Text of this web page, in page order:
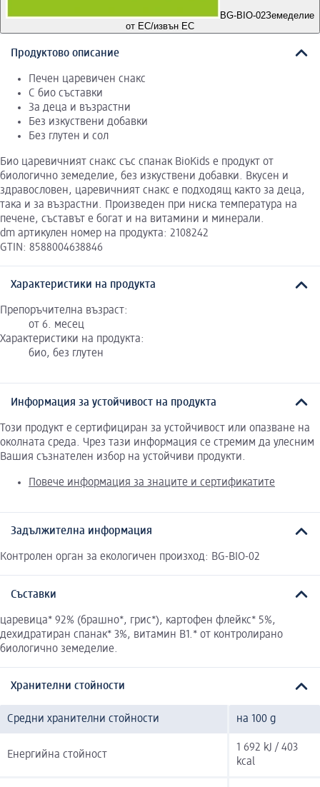
BG-BIO-02Земеделие
от ЕС/извън ЕС
Продуктово описание
Печен царевичен снакс
С био съставки
За деца и възрастни
Без изкуствени добавки
Без глутен и сол
Био царевичният снакс със спанак BioKids е продукт от
биологично земеделие, без изкуствени добавки. Вкусен и
здравословен, царевичният снакс е подходящ както за деца,
така и за възрастни. Произведен при ниска температура на
печене, съставът е богат и на витамини и минерали.
dm артикулен номер на продукта: 2108242
GTIN: 8588004638846
Характеристики на продукта
Препоръчителна възраст:
от 6. месец
Характеристики на продукта:
био, без глутен
Информация за устойчивост на продукта
Този продукт е сертифициран за устойчивост или опазване на
околната среда. Чрез тази информация се стремим да улесним
Вашия съзнателен избор на устойчиви продукти.
Повече информация за знаците и сертификатите
Задължителна информация
Контролен орган за екологичен произход: BG-BIO-02
Съставки
царевица* 92% (брашно*, грис*), картофен флейкс* 5%,
дехидратиран спанак* 3%, витамин В1.* от контролирано
биологично земеделие.
Хранителни стойности
Средни хранителни стойности на 100 g
Енергийна стойност
1 692 kJ / 403
kcal